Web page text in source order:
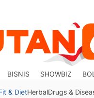
BISNIS SHOWBIZ
& DietHerbalDrugs &